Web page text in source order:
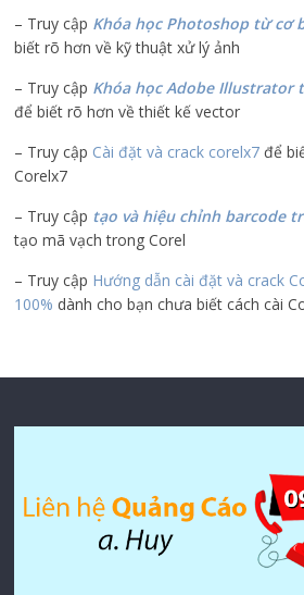
– Truy cập Khóa học Photoshop từ cơ
biết rõ hơn về kỹ thuật xử lý ảnh
– Truy cập Khóa học Adobe Illustrator
để biết rõ hơn về thiết kế vector
– Truy cập Cài đặt và crack corelx7 để
Corelx7
– Truy cập tạo và hiệu chỉnh barcode
tạo mã vạch trong Corel
– Truy cập Hướng dẫn cài đặt và crack
100% dành cho bạn chưa biết cách cài